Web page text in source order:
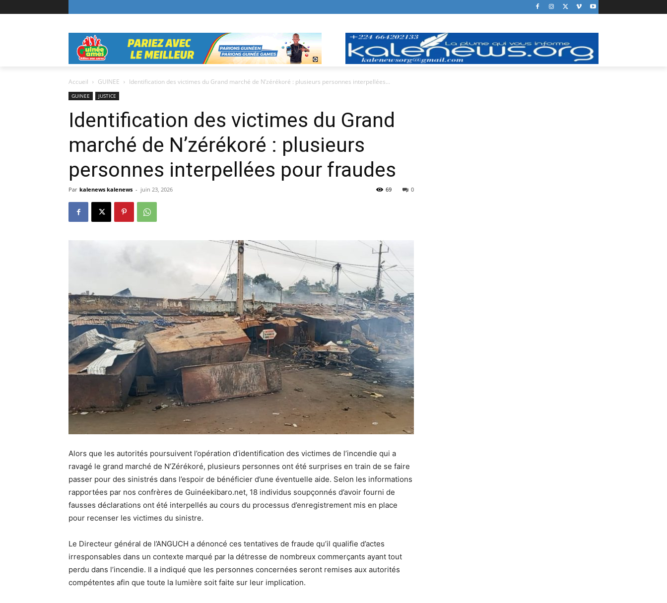
Accueil GUINEE Identification des victimes du Grand marché de N’zérékoré : plusieurs personnes interpellées...
GUINEE JUSTICE
Identification des victimes du Grand
marché de N’zérékoré : plusieurs
personnes interpellées pour fraudes
Par kalenews kalenews - juin 23, 2026 0
69
Alors que les autorités poursuivent l’opération d’identification des victimes de l’incendie qui a
ravagé le grand marché de N’Zérékoré, plusieurs personnes ont été surprises en train de se faire
passer pour des sinistrés dans l’espoir de bénéficier d’une éventuelle aide. Selon les informations
rapportées par nos confrères de Guinéekibaro.net, 18 individus soupçonnés d’avoir fourni de
fausses déclarations ont été interpellés au cours du processus d’enregistrement mis en place
pour recenser les victimes du sinistre.
Le Directeur général de l’ANGUCH a dénoncé ces tentatives de fraude qu’il qualifie d’actes
irresponsables dans un contexte marqué par la détresse de nombreux commerçants ayant tout
perdu dans l’incendie. Il a indiqué que les personnes concernées seront remises aux autorités
compétentes afin que toute la lumière soit faite sur leur implication.